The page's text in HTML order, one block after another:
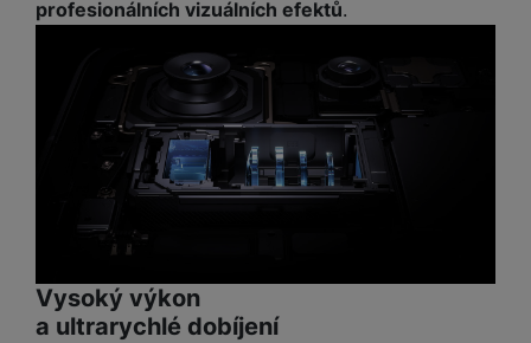
r
n
o
č
ít
č
v
é
r
á
p
r
o
e
v
t
v
o
w
e
n
k
é
a
t
y
ic
o
S
y
l
u
s
profesionálních vizuálních efektů.
Vysoký výkon
a ultrarychlé dobíjení